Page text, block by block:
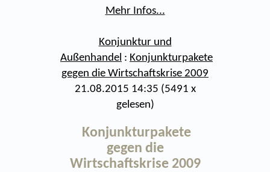
Mehr Infos...
Konjunktur und
Außenhandel : Konjunkturpakete
gegen die Wirtschaftskrise 2009
21.08.2015 14:35 (5491 x
gelesen)
Konjunkturpakete
gegen die
Wirtschaftskrise 2009